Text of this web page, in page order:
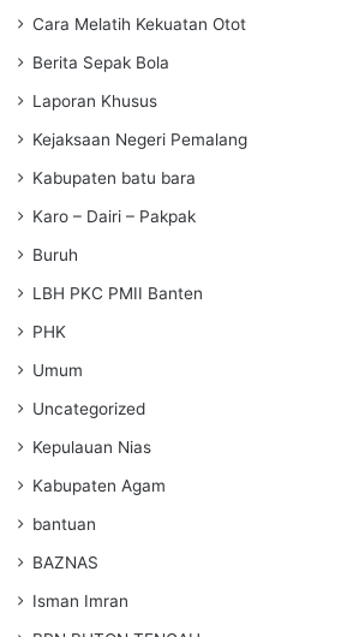
Cara Melatih Kekuatan Otot
Berita Sepak Bola
Laporan Khusus
Kejaksaan Negeri Pemalang
Kabupaten batu bara
Karo – Dairi – Pakpak
Buruh
LBH PKC PMII Banten
PHK
Umum
Uncategorized
Kepulauan Nias
Kabupaten Agam
bantuan
BAZNAS
Isman Imran